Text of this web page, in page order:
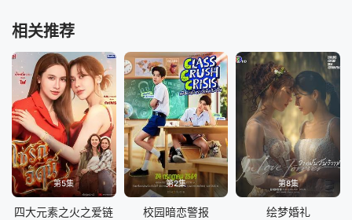
相关推荐
第5集
四大元素之火之爱链
第2集
校园暗恋警报
第8集
绘梦婚礼